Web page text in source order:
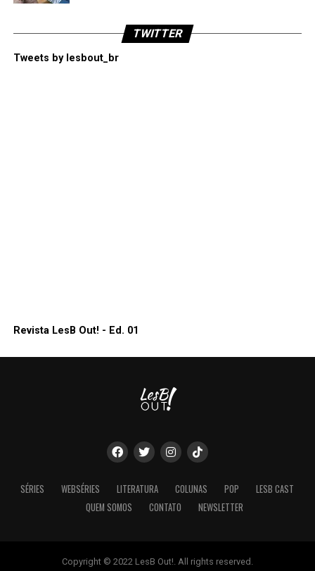
TWITTER
Tweets by lesbout_br
Revista LesB Out! - Ed. 01
SÉRIES WEBSÉRIES LITERATURA COLUNAS POP
LESB CAST
QUEM SOMOS
CONTATO NEWSLETTER
Copyright © 2022 LesB Out!. All rights reserved.